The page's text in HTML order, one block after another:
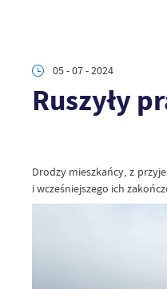
05 - 07 - 2024
Ruszyły
Drodzy mieszkańcy, z
i wcześniejszego ich